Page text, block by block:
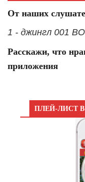
От наших
1 - джингл 001
Расскажи, что
приложения
ПЛЕЙ-ЛИСТ